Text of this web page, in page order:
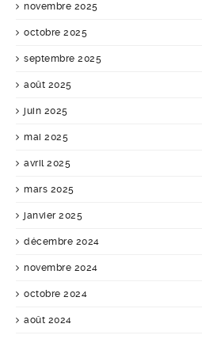
novembre 2025
octobre 2025
septembre 2025
août 2025
juin 2025
mai 2025
avril 2025
mars 2025
janvier 2025
décembre 2024
novembre 2024
octobre 2024
août 2024